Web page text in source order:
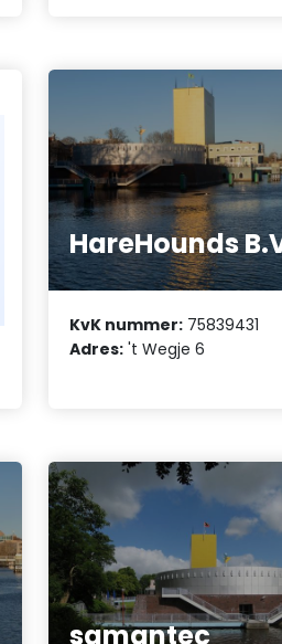
HareHounds
KvK nummer: 75839431
Adres: 't Wegje 6
samantec